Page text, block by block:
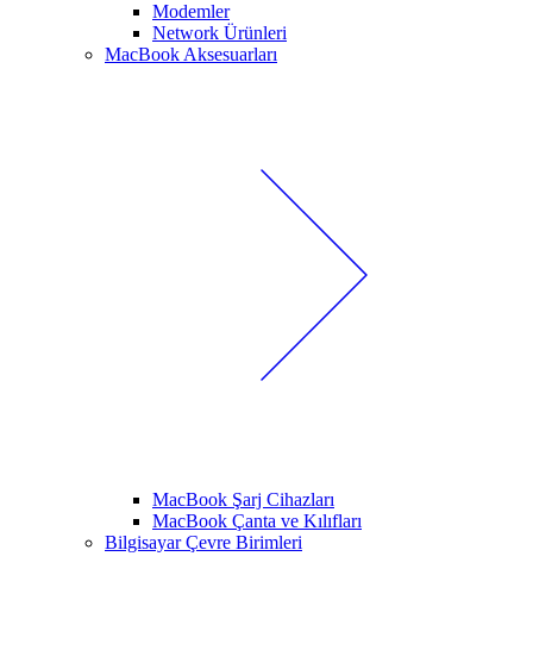
Modemler
Network Ürünleri
MacBook Aksesuarları
MacBook Şarj Cihazları
MacBook Çanta ve Kılıfları
Bilgisayar Çevre Birimleri